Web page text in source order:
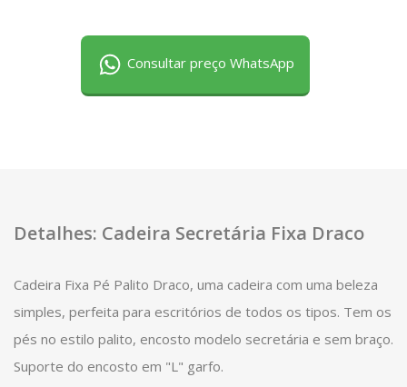
Consultar preço WhatsApp
Detalhes: Cadeira Secretária Fixa Draco
Cadeira Fixa Pé Palito Draco, uma cadeira com uma beleza
simples, perfeita para escritórios de todos os tipos. Tem os
pés no estilo palito, encosto modelo secretária e sem braço.
Suporte do encosto em "L" garfo.